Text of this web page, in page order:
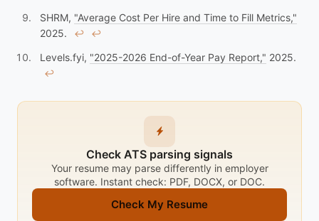
SHRM, "Average Cost Per Hire and Time to Fill Metrics,"
2025.
↩︎ ↩︎
Levels.fyi, "2025-2026 End-of-Year Pay Report," 2025.
↩︎
Check ATS parsing signals
Your resume may parse differently in employer
software. Instant check: PDF, DOCX, or DOC.
Check My Resume